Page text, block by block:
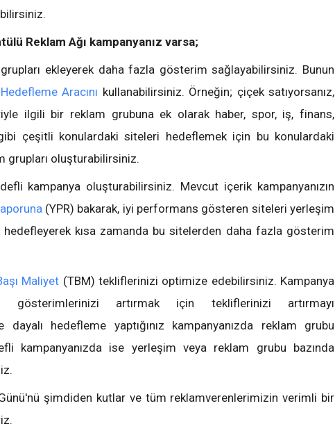
Reklam Ağı kampanyanız varsa;
ekleyerek daha fazla gösterim sağlayabilirsiniz. Bunun
Aracını kullanabilirsiniz. Örneğin; çiçek satıyorsanız,
ilgili bir reklam grubuna ek olarak haber, spor, iş, finans,
çeşitli konulardaki siteleri hedeflemek için bu konulardaki
grupları oluşturabilirsiniz.
kampanya oluşturabilirsiniz. Mevcut içerik kampanyanızın
(YPR) bakarak, iyi performans gösteren siteleri yerleşim
kısa zamanda bu sitelerden daha fazla gösterim
Maliyet (TBM) tekliflerinizi optimize edebilirsiniz. Kampanya
gösterimlerinizi artırmak için tekliflerinizi artırmayı
dayalı hedefleme yaptığınız kampanyanızda reklam grubu
kampanyanızda ise yerleşim veya reklam grubu bazında
şimdiden kutlar ve tüm reklamverenlerimizin verimli bir